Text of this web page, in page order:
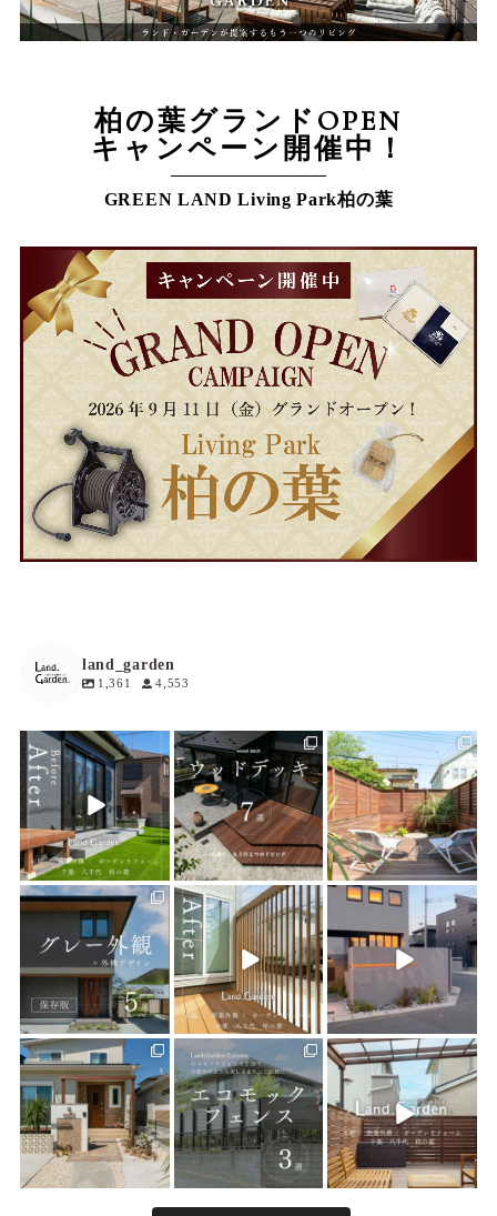
柏の葉グランドOPEN
キャンペーン開催中！
GREEN LAND Living Park柏の葉
land_garden
1,361 4,553
land_garden
3
land_garden
19 0
land_garden
19 0
land_garden
22 0
land_garden
22 0
land_garden
22 0
land_garden
25 0
land_garden
15 0
land_garden
32 0